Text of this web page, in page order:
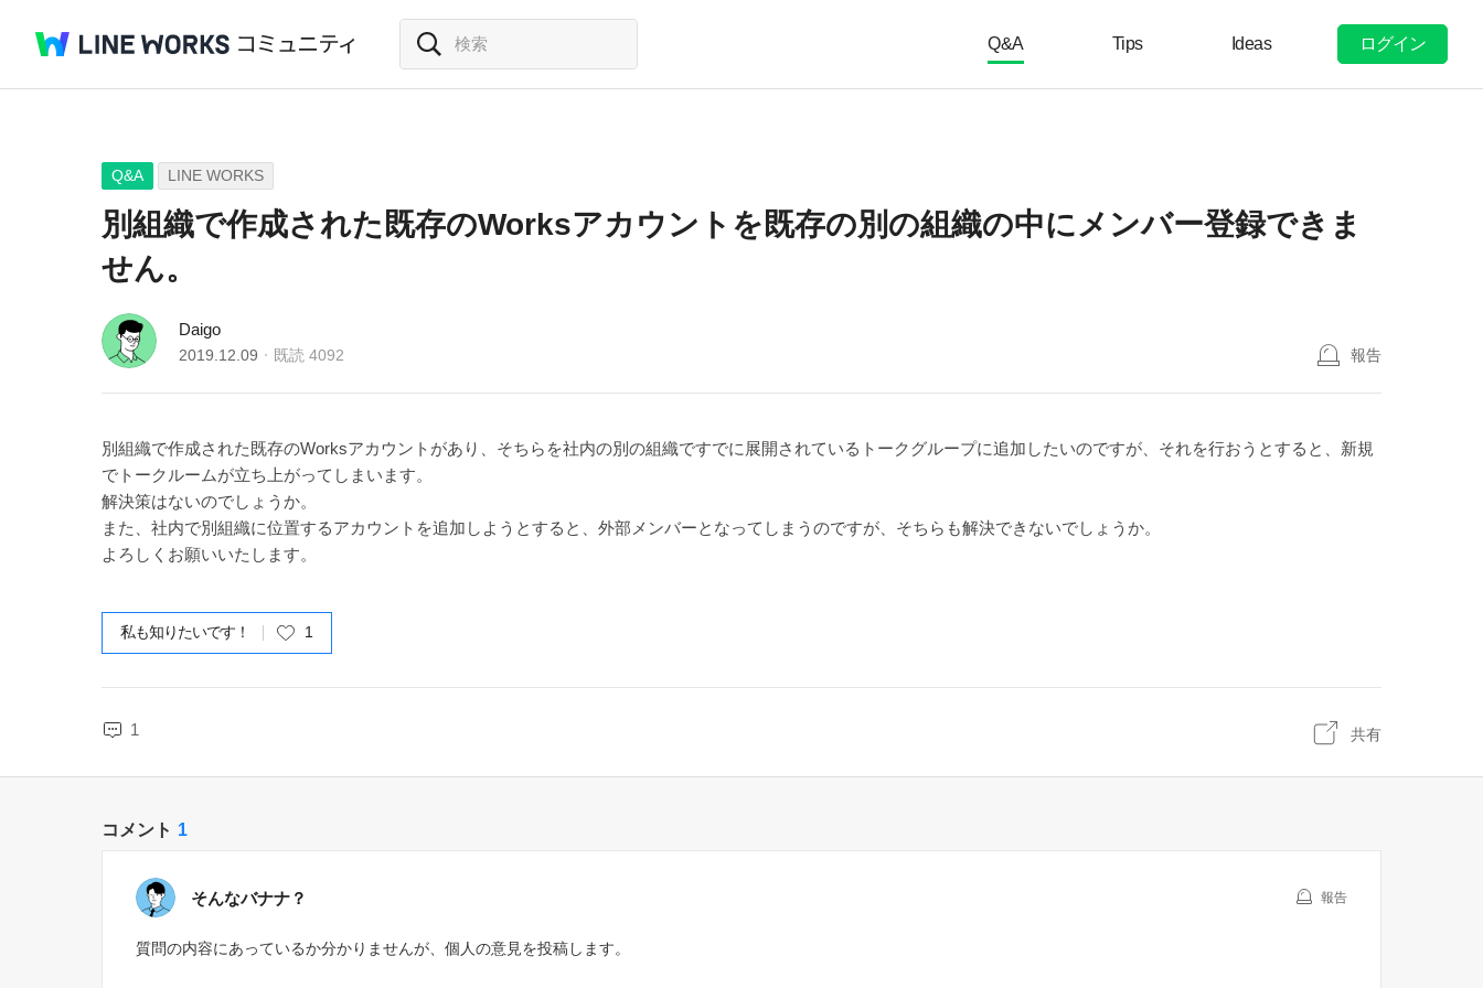
Q&A Tips Ideas ログイン
Q&A LINE WORKS
別組織で作成された既存のWorksアカウントを既存の別の組織の中にメンバー登録できま
せん。
Daigo
2019.12.09 既読 4092 報告
別組織で作成された既存のWorksアカウントがあり、そちらを社内の別の組織ですでに展開されているトークグループに追加したいのですが、それを行おうとすると、新規
でトークルームが立ち上がってしまいます。
解決策はないのでしょうか。
また、社内で別組織に位置するアカウントを追加しようとすると、外部メンバーとなってしまうのですが、そちらも解決できないでしょうか。
よろしくお願いいたします。
私も知りたいです！ 1
1 共有
コメント 1
そんなバナナ？ 報告
質問の内容にあっているか分かりませんが、個人の意見を投稿します。